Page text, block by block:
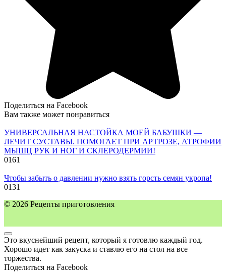
Поделиться на Facebook
Вам также может понравиться
УНИВЕРСАЛЬНАЯ НАСТОЙКА МОЕЙ БАБУШКИ —
ЛЕЧИТ СУСТАВЫ. ПОМОГАЕТ ПРИ АРТРОЗЕ, АТРОФИИ
МЫШЦ РУК И НОГ И СКЛЕРОДЕРМИИ!
0161
Чтобы забыть о давлении нужно взять горсть семян укропа!
0131
© 2026 Рецепты приготовления
Это вкуснейший рецепт, который я готовлю каждый год.
Хорошо идет как закуска и ставлю его на стол на все
торжества.
Поделиться на Facebook